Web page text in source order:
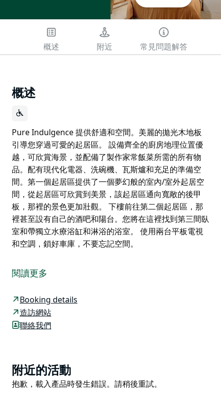
概述 附近 常見問題解答
概述
Pure Indulgence 提供舒適和空間。美麗的拋光木地板
引導您穿過可愛的起居區。 設備齊全的廚房地理位置優
越，可欣賞海景，並配備了製作家常飯菜所需的所有物
品。配有現代化電器、洗碗機、瓦斯爐和充足的準備空
間。第一個起居區提供了一個夢幻般的室內/室外起居空
間，從起居區可欣賞到美景，該起居區通向寬敞的後甲
板，那裡的景色更加壯觀。 下樓前往第二個起居區，那
裡甚至設有自己的酒吧和陽台。您將在這裡找到第三間臥
室和帶獨立水療浴缸和淋浴的浴室。 使用兩台平板電視
和空調，鎖好車庫，不要忘記空間。
引導您穿過可愛的起居區。
作家常飯菜所需的所有物品。配有現代化電器、洗碗機、
瓦斯爐和充足的準備空間。第一個起居區提供了一個夢幻
般的室內/室外起居空間，從起居區可欣賞到美景，該起
台。您將在這裡找到第三間臥室和帶獨立水療浴缸和淋浴
的浴室。
閱讀更多
Booking details
造訪網站
聯絡我們
Product
List
附近的活動
Product
抱歉，載入產品時發生錯誤。請稍後重試。